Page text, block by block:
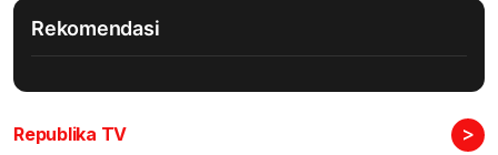
Rekomendasi
Republika TV >